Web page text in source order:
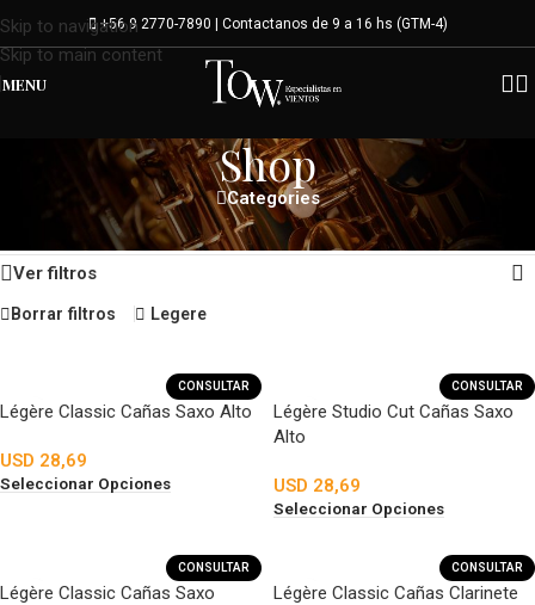
Skip to navigation
Skip to main content
+56 9 2770-7890 | Contactanos de 9 a 16 hs (GTM-4)
MENU
Shop
Categories
Mostrando 1–24 de 25 resultados
Ver filtros
Borrar filtros Legere
CONSULTAR
Légère Classic Cañas Saxo Alto
USD 28,69
Seleccionar Opciones
CONSULTAR
Légère Studio Cut Cañas Saxo
Alto
USD 28,69
Seleccionar Opciones
CONSULTAR
Légère Classic Cañas Saxo
CONSULTAR
Légère Classic Cañas Clarinete